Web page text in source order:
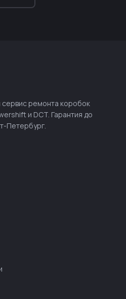
ремонта коробок
и DCT. Гарантия до
Петербург.